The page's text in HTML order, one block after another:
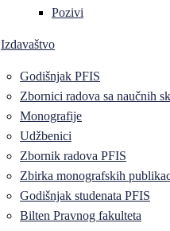
Pozivi
Izdavaštvo
Godišnjak PFIS
Zbornici radova sa naučnih
Monografije
Udžbenici
Zbornik radova PFIS
Zbirka monografskih
Godišnjak studenata PFIS
Bilten Pravnog fakulteta